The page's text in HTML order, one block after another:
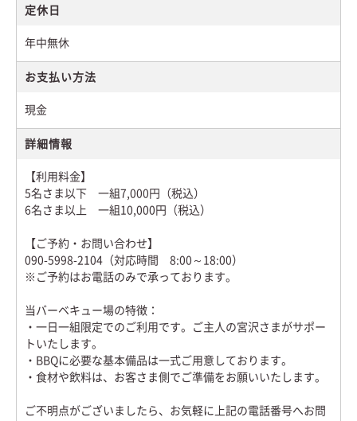
定休日
年中無休
お支払い方法
現金
詳細情報
【利用料金】
5名さま以下 一組7,000円（税込）
6名さま以上 一組10,000円（税込）
【ご予約・お問い合わせ】
090-5998-2104（対応時間 8:00～18:00）
※ご予約はお電話のみで承っております。
当バーベキュー場の特徴：
・一日一組限定でのご利用です。ご主人の宮沢さまがサポー
トいたします。
・BBQに必要な基本備品は一式ご用意しております。
・食材や飲料は、お客さま側でご準備をお願いいたします。
ご不明点がございましたら、お気軽に上記の電話番号へお問